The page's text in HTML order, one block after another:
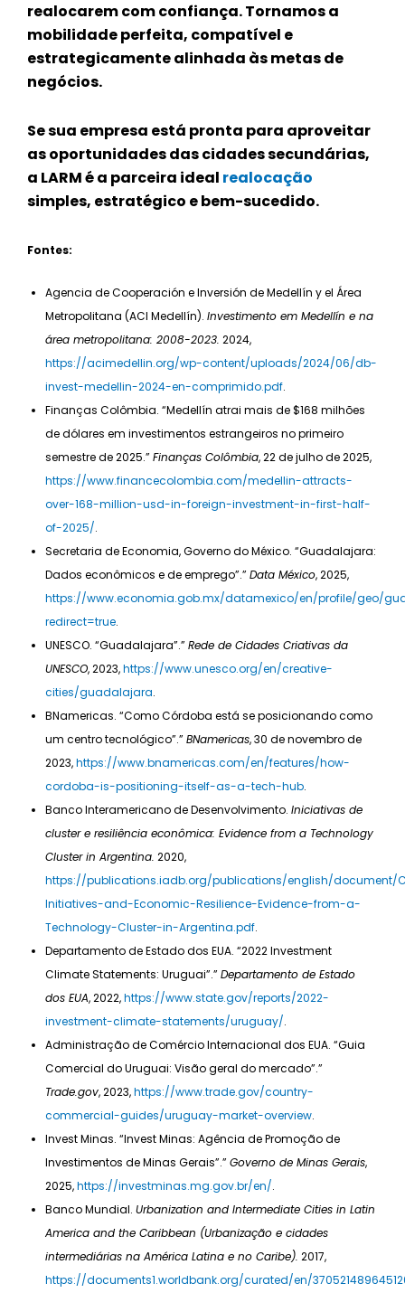
realocarem com confiança. Tornamos a
mobilidade perfeita, compatível e
estrategicamente alinhada às metas de
negócios.
Se sua empresa está pronta para aproveitar
as oportunidades das cidades secundárias,
a LARM é a parceira ideal realocação
simples, estratégico e bem-sucedido.
Fontes:
Agencia de Cooperación e Inversión de Medellín y el Área
Metropolitana (ACI Medellín). Investimento em Medellín e na
área metropolitana: 2008-2023. 2024,
https://acimedellin.org/wp-content/uploads/2024/06/db-
invest-medellin-2024-en-comprimido.pdf.
Finanças Colômbia. “Medellín atrai mais de $168 milhões
de dólares em investimentos estrangeiros no primeiro
semestre de 2025.” Finanças Colômbia, 22 de julho de 2025,
https://www.financecolombia.com/medellin-attracts-
over-168-million-usd-in-foreign-investment-in-first-half-
of-2025/.
Secretaria de Economia, Governo do México. “Guadalajara:
Dados econômicos e de emprego”.” Data México, 2025,
https://www.economia.gob.mx/datamexico/en/profile/geo/
redirect=true.
UNESCO. “Guadalajara”.” Rede de Cidades Criativas da
UNESCO, 2023,https://www.unesco.org/en/creative-
cities/guadalajara.
BNamericas. “Como Córdoba está se posicionando como
um centro tecnológico”.” BNamericas, 30 de novembro de
2023,https://www.bnamericas.com/en/features/how-
cordoba-is-positioning-itself-as-a-tech-hub.
Banco Interamericano de Desenvolvimento. Iniciativas de
cluster e resiliência econômica: Evidence from a Technology
Cluster in Argentina. 2020,
https://publications.iadb.org/publications/english/document/
Initiatives-and-Economic-Resilience-Evidence-from-a-
Technology-Cluster-in-Argentina.pdf.
Departamento de Estado dos EUA. “2022 Investment
Climate Statements: Uruguai”.” Departamento de Estado
dos EUA, 2022,https://www.state.gov/reports/2022-
investment-climate-statements/uruguay/.
Administração de Comércio Internacional dos EUA. “Guia
Comercial do Uruguai: Visão geral do mercado”.”
Trade.gov, 2023,https://www.trade.gov/country-
commercial-guides/uruguay-market-overview.
Invest Minas. “Invest Minas: Agência de Promoção de
Investimentos de Minas Gerais”.” Governo de Minas Gerais,
2025,https://investminas.mg.gov.br/en/.
Banco Mundial. Urbanization and Intermediate Cities in Latin
America and the Caribbean (Urbanização e cidades
intermediárias na América Latina e no Caribe). 2017,
https://documents1.worldbank.org/curated/en/